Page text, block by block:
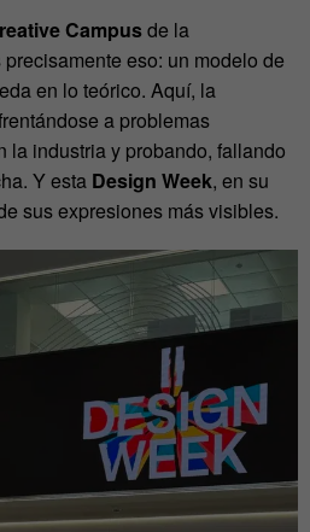
Campusde la
precisamente eso: un modelo de
en lo teórico. Aquí, la
a problemas
la industria y probando, fallando
Y esta Design Week, en su
sus expresiones más visibles.